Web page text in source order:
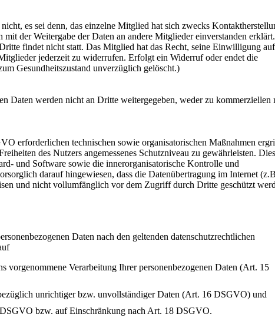
es sei denn, das einzelne Mitglied hat sich zwecks
der Weitergabe der Daten an andere Mitglieder einverstanden
findet nicht statt. Das Mitglied hat das Recht, seine Einwilligung auf
jederzeit zu widerrufen. Erfolgt ein Widerruf oder endet die
Gesundheitszustand unverzüglich gelöscht.)
Daten werden nicht an Dritte weitergegeben, weder zu kommerziellen
erforderlichen technischen sowie organisatorischen Maßnahmen
des Nutzers angemessenes Schutzniveau zu gewährleisten.
und Software sowie die innerorganisatorische Kontrolle und
darauf hingewiesen, dass die Datenübertragung im Internet
und nicht vollumfänglich vor dem Zugriff durch Dritte geschützt
Daten nach den geltenden datenschutzrechtlichen
vorgenommene Verarbeitung Ihrer personenbezogenen Daten (Art. 15
unrichtiger bzw. unvollständiger Daten (Art. 16 DSGVO) und
bzw. auf Einschränkung nach Art. 18 DSGVO.